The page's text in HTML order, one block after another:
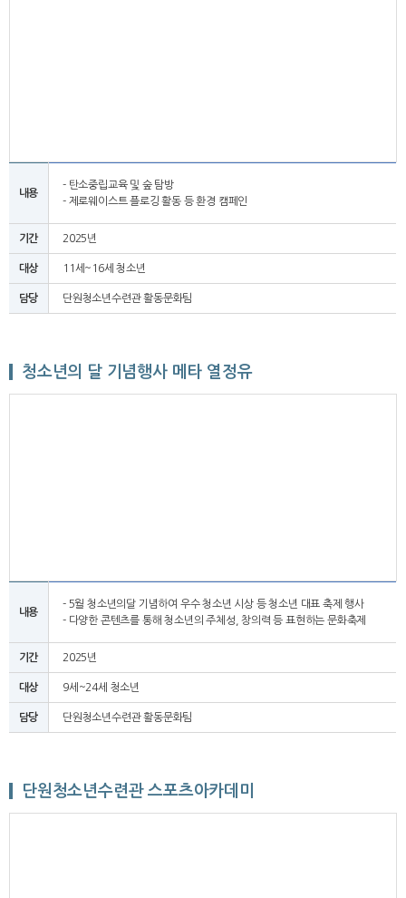
내용
- 탄소중립교육 및 숲 탐방
- 제로웨이스트 플로깅 활동 등 환경 캠페인
기간 2025년
대상 11세~16세 청소년
담당 단원청소년수련관 활동문화팀
청소년의 달 기념행사 메타 열정유
내용
- 5월 청소년의달 기념하여 우수 청소년 시상 등 청소년 대표 축제 행사
- 다양한 콘텐츠를 통해 청소년의 주체성, 창의력 등 표현하는 문화축제
기간 2025년
대상 9세~24세 청소년
담당 단원청소년수련관 활동문화팀
단원청소년수련관 스포츠아카데미